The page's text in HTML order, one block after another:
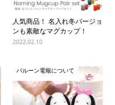
人気商品！ 名入れ冬バージョ
ンも素敵なマグカップ！
2022.02.10
バルーン電報について